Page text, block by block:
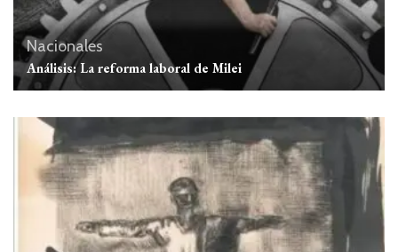
Nacionales
Análisis: La reforma laboral de Milei